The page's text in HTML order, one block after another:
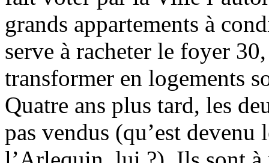
grands appartements à
serve à racheter le foyer
transformer en logements
Quatre ans plus tard, les
pas vendus (qu’est